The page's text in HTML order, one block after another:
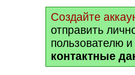
Создайте
отправить
пользователю
контактные